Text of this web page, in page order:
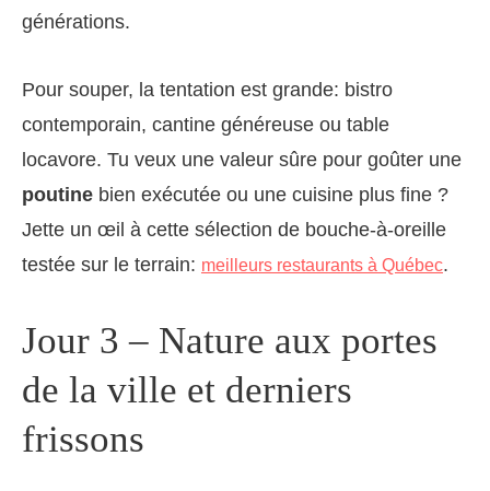
générations.
Pour souper, la tentation est grande: bistro
contemporain, cantine généreuse ou table
locavore. Tu veux une valeur sûre pour goûter une
poutine bien exécutée ou une cuisine plus fine ?
Jette un œil à cette sélection de bouche-à-oreille
testée sur le terrain: meilleurs restaurants à Québec.
Jour 3 – Nature aux portes
de la ville et derniers
frissons